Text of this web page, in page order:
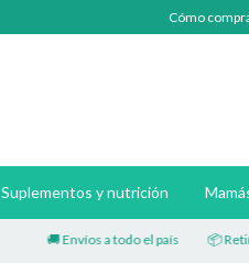
Cómo
Suplementos y nutrición
🚚 Envíos a todo el país 📦 Retirá